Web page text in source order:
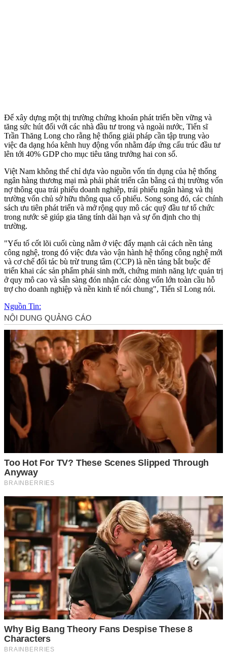
Để xây dựng một thị trường chứng khoán phát triển bền vững và
tăng sức hút đối với các nhà đầu tư trong và ngoài nước, Tiến sĩ
Trần Thăng Long cho rằng hệ thống giải pháp cần tập trung vào
việc đa dạng hóa kênh huy động vốn nhằm đáp ứng cấu trúc đầu tư
lên tới 40% GDP cho mục tiêu tăng trưởng hai con số.
Việt Nam không thể chỉ dựa vào nguồn vốn tín dụng của hệ thống
ngân hàng thương mại mà phải phát triển cân bằng cả thị trường vốn
nợ thông qua trái phiếu doanh nghiệp, trái phiếu ngân hàng và thị
trường vốn chủ sở hữu thông qua cổ phiếu. Song song đó, các chính
sách ưu tiên phát triển và mở rộng quy mô các quỹ đầu tư tổ chức
trong nước sẽ giúp gia tăng tính dài hạn và sự ổn định cho thị
trường.
"Yếu tố cốt lõi cuối cùng nằm ở việc đẩy mạnh cải cách nền tảng
công nghệ, trong đó việc đưa vào vận hành hệ thống công nghệ mới
và cơ chế đối tác bù trừ trung tâm (CCP) là nền tảng bắt buộc để
triển khai các sản phẩm phái sinh mới, chứng minh năng lực quản trị
ở quy mô cao và sẵn sàng đón nhận các dòng vốn lớn toàn cầu hỗ
trợ cho doanh nghiệp và nền kinh tế nói chung", Tiến sĩ Long nói.
Nguồn Tin: